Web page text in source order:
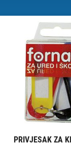
PRIVJESAK ZA